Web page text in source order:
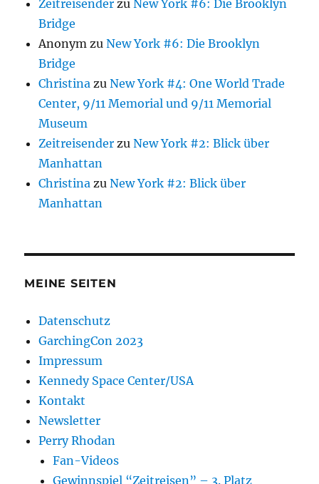
Zeitreisender zuNew York #6: Die Brooklyn
Bridge
Anonym zuNew York #6: Die Brooklyn
Bridge
Christina zuNew York #4: One World Trade
Center, 9/11 Memorial und 9/11 Memorial
Museum
Zeitreisender zuNew York #2: Blick über
Manhattan
Christina zuNew York #2: Blick über
Manhattan
MEINE SEITEN
Datenschutz
GarchingCon 2023
Impressum
Kennedy Space Center/USA
Kontakt
Newsletter
Perry Rhodan
Fan-Videos
Gewinnspiel “Zeitreisen” – 3. Platz